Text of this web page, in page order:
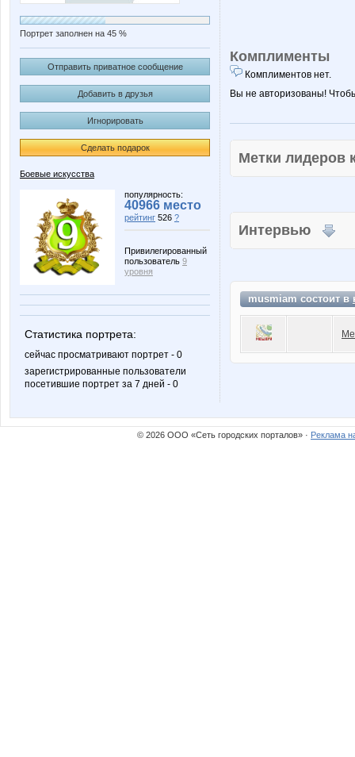
Портрет заполнен на 45 %
Отправить приватное сообщение
Добавить в друзья
Игнорировать
Сделать подарок
Боевые искусства
популярность:
40966 место
рейтинг 526 ?
Привилегированный
пользователь 9
уровня
Статистика портрета:
сейчас просматривают портрет - 0
зарегистрированные пользователи
посетившие портрет за 7 дней - 0
Комплименты
Комплиментов нет.
Вы не авторизованы!
Метки
Интервью
musmiam состоит в
© 2026 ООО «Сеть городских порталов» · Реклама